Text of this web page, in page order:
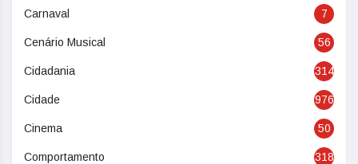
Carnaval 7
Cenário Musical 56
Cidadania 314
Cidade 976
Cinema 50
Comportamento 318